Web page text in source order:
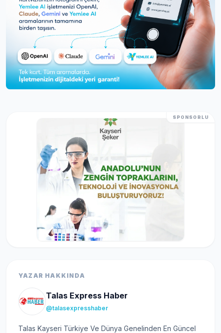
SPONSORLU
YAZAR HAKKINDA
Talas Express Haber
@talasexpresshaber
Talas Kayseri Türkiye Ve Dünya Genelinden En Güncel